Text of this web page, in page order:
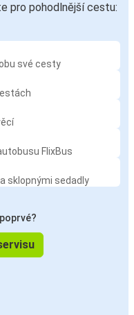
pro pohodlnější cestu:
své cesty
FlixBus
sklopnými sedadly